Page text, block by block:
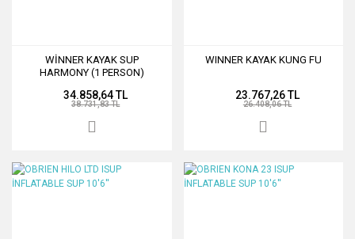
WİNNER KAYAK SUP
HARMONY (1 PERSON)
34.858,64 TL
38.731,83 TL
WINNER KAYAK KUNG FU
23.767,26 TL
26.408,06 TL